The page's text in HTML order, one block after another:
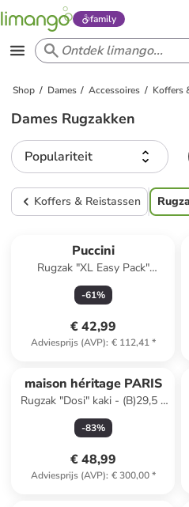
family
Shop Dames Accessoires Koffers
Dames Rugzakken
Populariteit
Koffers & Reistassen
Puccini
Rugzak "XL Easy Pack"
donkerblauw - (B)40 x (H)55 x
(D)20 cm
-61%
€ 42,99
Adviesprijs (AVP): € 112,41*
maison héritage PARIS
Rugzak "Dosi" kaki - (B)29,5 x
(H)42 x (D)12 cm
-83%
€ 48,99
Adviesprijs (AVP): € 300,00*